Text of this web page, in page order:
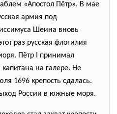
«Апостол Пётр». В мае
армия под
Шеина вновь
раз русская флотилия
Пётр I принимал
на галере. Не
1696 крепость сдалась.
России в южные моря.